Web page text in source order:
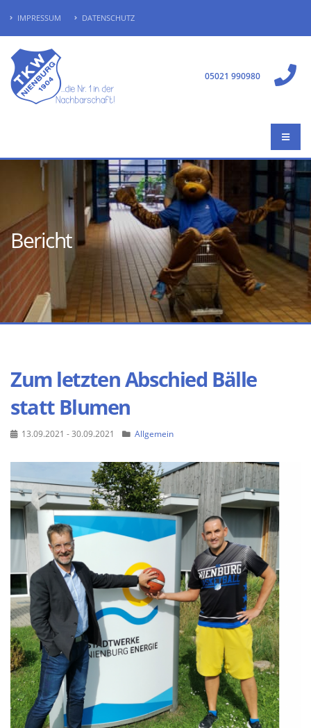
IMPRESSUM DATENSCHUTZ
05021 990980
Bericht
Zum letzten Abschied Bälle
statt Blumen
13.09.2021 - 30.09.2021 Allgemein